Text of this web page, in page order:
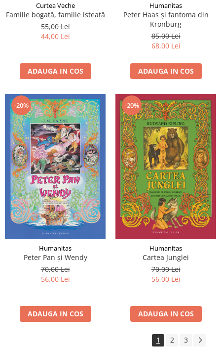
Curtea Veche
Familie bogată, familie isteață
55,00 Lei
44,00 Lei
ADAUGA IN COS
Humanitas
Peter Haas și fantoma din
Kronburg
85,00 Lei
68,00 Lei
ADAUGA IN COS
-20%
Humanitas
Peter Pan și Wendy
70,00 Lei
56,00 Lei
ADAUGA IN COS
-20%
Humanitas
Cartea Junglei
70,00 Lei
56,00 Lei
ADAUGA IN COS
1 2 3